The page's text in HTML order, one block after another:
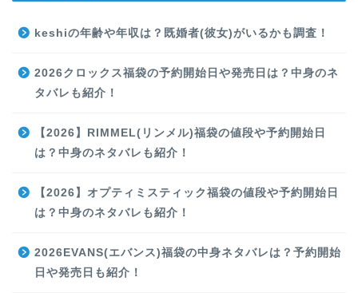
keshiの年齢や年収は？既婚者(彼女)がいるかも調査！
2026クロックス福袋の予約開始日や発売日は？中身のネ
タバレも紹介！
【2026】RIMMEL(リンメル)福袋の値段や予約開始日
は？中身のネタバレも紹介！
【2026】オプティミスティック福袋の値段や予約開始日
は？中身のネタバレも紹介！
2026EVANS(エバンス)福袋の中身ネタバレは？予約開始
日や発売日も紹介！